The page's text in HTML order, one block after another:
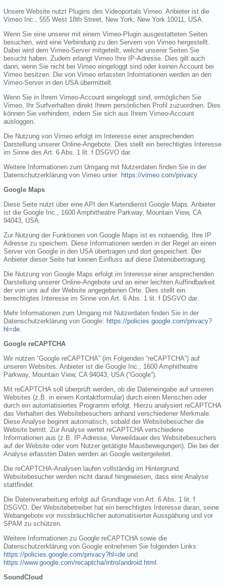
Unsere Website nutzt Plugins des Videoportals Vimeo. Anbieter ist die
Vimeo Inc., 555 West 18th Street, New York, New York 10011, USA.
Wenn Sie eine unserer mit einem Vimeo-Plugin ausgestatteten Seiten
besuchen, wird eine Verbindung zu den Servern von Vimeo hergestellt.
Dabei wird dem Vimeo-Server mitgeteilt, welche unserer Seiten Sie
besucht haben. Zudem erlangt Vimeo Ihre IP-Adresse. Dies gilt auch
dann, wenn Sie nicht bei Vimeo eingeloggt sind oder keinen Account bei
Vimeo besitzen. Die von Vimeo erfassten Informationen werden an den
Vimeo-Server in den USA übermittelt.
Wenn Sie in Ihrem Vimeo-Account eingeloggt sind, ermöglichen Sie
Vimeo, Ihr Surfverhalten direkt Ihrem persönlichen Profil zuzuordnen. Dies
können Sie verhindern, indem Sie sich aus Ihrem Vimeo-Account
ausloggen.
Die Nutzung von Vimeo erfolgt im Interesse einer ansprechenden
Darstellung unserer Online-Angebote. Dies stellt ein berechtigtes Interesse
im Sinne des Art. 6 Abs. 1 lit. f DSGVO dar.
Weitere Informationen zum Umgang mit Nutzerdaten finden Sie in der
Datenschutzerklärung von Vimeo unter: https://vimeo.com/privacy.
Google Maps
Diese Seite nutzt über eine API den Kartendienst Google Maps. Anbieter
ist die Google Inc., 1600 Amphitheatre Parkway, Mountain View, CA
94043, USA.
Zur Nutzung der Funktionen von Google Maps ist es notwendig, Ihre IP
Adresse zu speichern. Diese Informationen werden in der Regel an einen
Server von Google in den USA übertragen und dort gespeichert. Der
Anbieter dieser Seite hat keinen Einfluss auf diese Datenübertragung.
Die Nutzung von Google Maps erfolgt im Interesse einer ansprechenden
Darstellung unserer Online-Angebote und an einer leichten Auffindbarkeit
der von uns auf der Website angegebenen Orte. Dies stellt ein
berechtigtes Interesse im Sinne von Art. 6 Abs. 1 lit. f DSGVO dar.
Mehr Informationen zum Umgang mit Nutzerdaten finden Sie in der
Datenschutzerklärung von Google: https://policies.google.com/privacy?
hl=de
Google reCAPTCHA
Wir nutzen “Google reCAPTCHA” (im Folgenden “reCAPTCHA”) auf
unseren Websites. Anbieter ist die Google Inc., 1600 Amphitheatre
Parkway, Mountain View, CA 94043, USA (“Google”).
Mit reCAPTCHA soll überprüft werden, ob die Dateneingabe auf unseren
Websites (z.B. in einem Kontaktformular) durch einen Menschen oder
durch ein automatisiertes Programm erfolgt. Hierzu analysiert reCAPTCHA
das Verhalten des Websitebesuchers anhand verschiedener Merkmale.
Diese Analyse beginnt automatisch, sobald der Websitebesucher die
Website betritt. Zur Analyse wertet reCAPTCHA verschiedene
Informationen aus (z.B. IP-Adresse, Verweildauer des Websitebesuchers
auf der Website oder vom Nutzer getätigte Mausbewegungen). Die bei der
Analyse erfassten Daten werden an Google weitergeleitet.
Die reCAPTCHA-Analysen laufen vollständig im Hintergrund.
Websitebesucher werden nicht darauf hingewiesen, dass eine Analyse
stattfindet.
Die Datenverarbeitung erfolgt auf Grundlage von Art. 6 Abs. 1 lit. f
DSGVO. Der Websitebetreiber hat ein berechtigtes Interesse daran, seine
Webangebote vor missbräuchlicher automatisierter Ausspähung und vor
SPAM zu schützen.
Weitere Informationen zu Google reCAPTCHA sowie die
Datenschutzerklärung von Google entnehmen Sie folgenden Links:
https://policies.google.com/privacy?hl=de und
https://www.google.com/recaptcha/intro/android.html
SoundCloud